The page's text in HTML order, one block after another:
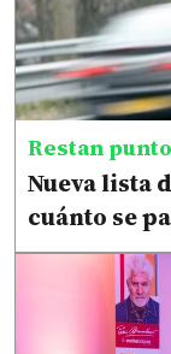
Restan
Nueva lista
cuánto se